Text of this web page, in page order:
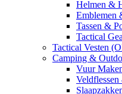
Helmen &
Emblemen
Tassen &
Tactical
Tactical Vesten
Camping &
Vuur